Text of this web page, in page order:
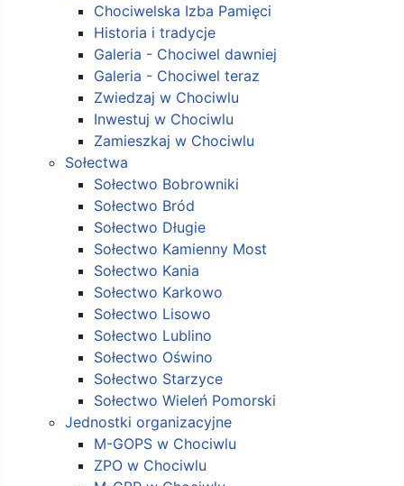
Chociwelska Izba Pamięci
Historia i tradycje
Galeria - Chociwel dawniej
Galeria - Chociwel teraz
Zwiedzaj w Chociwlu
Inwestuj w Chociwlu
Zamieszkaj w Chociwlu
Sołectwa
Sołectwo Bobrowniki
Sołectwo Bród
Sołectwo Długie
Sołectwo Kamienny Most
Sołectwo Kania
Sołectwo Karkowo
Sołectwo Lisowo
Sołectwo Lublino
Sołectwo Oświno
Sołectwo Starzyce
Sołectwo Wieleń Pomorski
Jednostki organizacyjne
M-GOPS w Chociwlu
ZPO w Chociwlu